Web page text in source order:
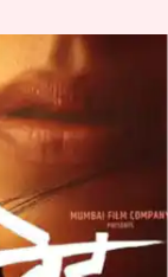
की 'वेड'
अब